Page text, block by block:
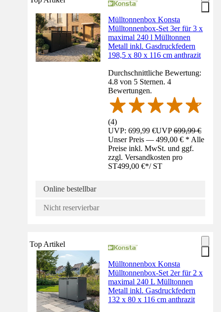
Mülltonnenbox Konsta
Mülltonnenbox-Set 3er für 3 x
maximal 240 l Mülltonnen
Metall inkl. Gasdruckfedern
198,5 x 80 x 116 cm anthrazit
Durchschnittliche Bewertung:
4.8 von 5 Sternen. 4
Bewertungen.
(4)
UVP: 699,99 €UVP699,99 €
Unser Preis — 499,00 € * Alle
Preise inkl. MwSt. und ggf.
zzgl. Versandkosten pro
ST499,00 €*/ ST
Online bestellbar
Nicht reservierbar
Top Artikel
Mülltonnenbox Konsta
Mülltonnenbox-Set 2er für 2 x
maximal 240 L Mülltonnen
Metall inkl. Gasdruckfedern
132 x 80 x 116 cm anthrazit